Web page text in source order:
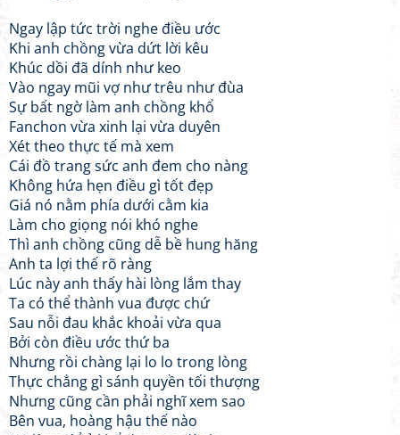
Ngay lập tức trời nghe điều ước
Khi anh chồng vừa dứt lời kêu
Khúc dồi đã dính như keo
Vào ngay mũi vợ như trêu như đùa
Sự bất ngờ làm anh chồng khổ
Fanchon vừa xinh lại vừa duyên
Xét theo thực tế mà xem
Cái đồ trang sức anh đem cho nàng
Không hứa hẹn điều gì tốt đẹp
Giá nó nằm phía dưới cằm kia
Làm cho giọng nói khó nghe
Thì anh chồng cũng dễ bề hung hăng
Anh ta lợi thế rõ ràng
Lúc này anh thấy hài lòng lắm thay
Ta có thể thành vua được chứ
Sau nỗi đau khắc khoải vừa qua
Bởi còn điều ước thứ ba
Nhưng rồi chàng lại lo lo trong lòng
Thực chẳng gì sánh quyền tối thượng
Nhưng cũng cần phải nghĩ xem sao
Bên vua, hoàng hậu thế nào